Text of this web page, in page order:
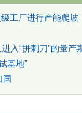
工厂进行产能爬坡
入“拼刺刀”的量产
基地”
国